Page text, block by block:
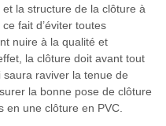
la structure de la clôture à
fait d’éviter toutes
nuire à la qualité et
la clôture doit avant tout
saura raviver la tenue de
la bonne pose de clôture
en une clôture en PVC.